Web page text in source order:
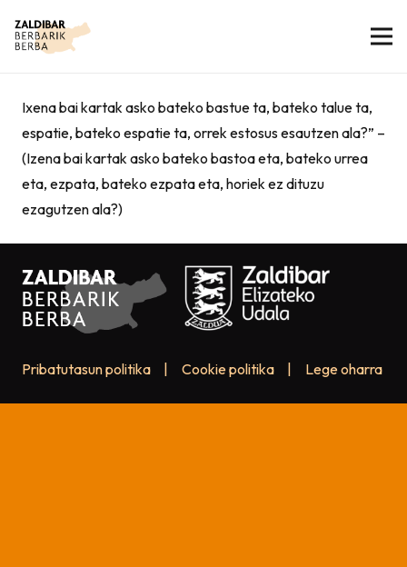
Ixena bai kartak asko bateko bastue ta, bateko talue ta,
espatie, bateko espatie ta, orrek estosus esautzen ala?” –
(Izena bai kartak asko bateko bastoa eta, bateko urrea
eta, ezpata, bateko ezpata eta, horiek ez dituzu
ezagutzen ala?)
Pribatutasun politika Cookie politika Lege oharra